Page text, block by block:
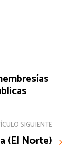
SIGUIENTE
(El Norte)